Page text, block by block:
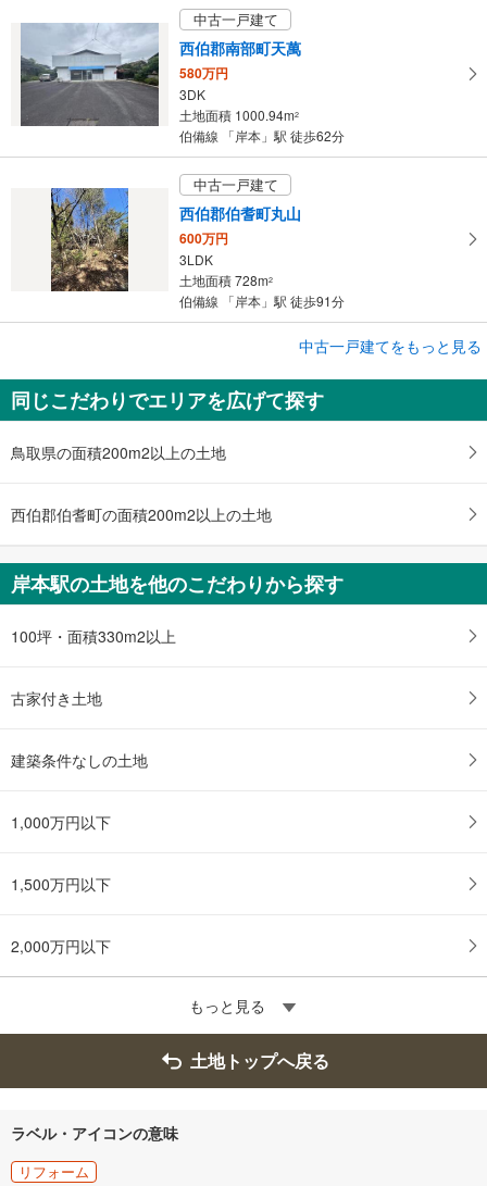
る
中古一戸建て
西伯郡南部町天萬
580万円
3DK
土地面積 1000.94m2
伯備線 「岸本」駅 徒歩62分
中古一戸建て
西伯郡伯耆町丸山
600万円
3LDK
土地面積 728m2
伯備線 「岸本」駅 徒歩91分
米子市永江
1,499万円
3LDK
土地面積 247.27m
中古一戸建てをもっと見る
同じこだわりでエリアを広げて探す
鳥取県の面積200m2以上の土地
西伯郡伯耆町の面積200m2以上の土地
岸本駅の土地を他のこだわりから探す
100坪・面積330m2以上
古家付き土地
建築条件なしの土地
1,000万円以下
1,500万円以下
2,000万円以下
もっと見る
土地トップへ戻る
ラベル・アイコンの意味
リフォーム